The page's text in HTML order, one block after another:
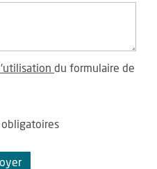
du formulaire de